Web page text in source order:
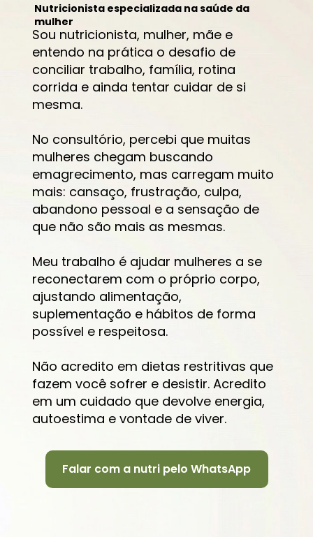
Nutricionista especializada na saúde da
mulher
Sou nutricionista, mulher, mãe e
entendo na prática o desafio de
conciliar trabalho, família, rotina
corrida e ainda tentar cuidar de si
mesma.
No consultório, percebi que muitas
mulheres chegam buscando
emagrecimento, mas carregam muito
mais: cansaço, frustração, culpa,
abandono pessoal e a sensação de
que não são mais as mesmas.
Meu trabalho é ajudar mulheres a se
reconectarem com o próprio corpo,
ajustando alimentação,
suplementação e hábitos de forma
possível e respeitosa.
Não acredito em dietas restritivas que
fazem você sofrer e desistir. Acredito
em um cuidado que devolve energia,
autoestima e vontade de viver.
Falar com a nutri pelo WhatsApp